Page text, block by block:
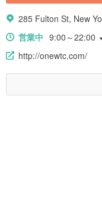
285 Fulton St, New
営業中 9:00～22:00
http://onewtc.com/